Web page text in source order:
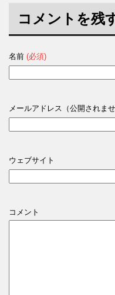
コメントを残
名前 (必須)
メールアドレス（公開されま
ウェブサイト
コメント